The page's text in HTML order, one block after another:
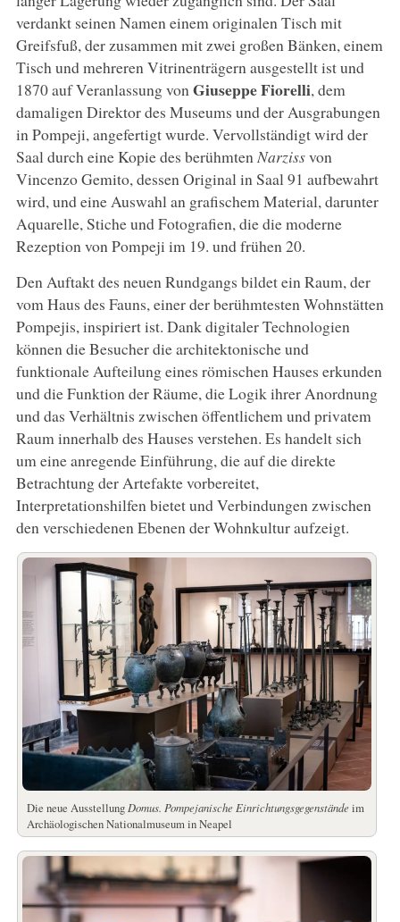
verdankt seinen Namen einem originalen Tisch mit
Greifsfuß, der zusammen mit zwei großen Bänken, einem
Tisch und mehreren Vitrinenträgern ausgestellt ist und
1870 auf Veranlassung vonGiuseppe Fiorelli, dem
damaligen Direktor des Museums und der Ausgrabungen
in Pompeji, angefertigt wurde. Vervollständigt wird der
Saal durch eine Kopie des berühmtenNarzissvon
Vincenzo Gemito, dessen Original in Saal 91 aufbewahrt
wird, und eine Auswahl an grafischem Material, darunter
Aquarelle, Stiche und Fotografien, die die moderne
Rezeption von Pompeji im 19. und frühen 20.
Den Auftakt des neuen Rundgangs bildet ein Raum, der
vom Haus des Fauns, einer der berühmtesten Wohnstätten
Pompejis, inspiriert ist. Dank digitaler Technologien
können die Besucher die architektonische und
funktionale Aufteilung eines römischen Hauses erkunden
und die Funktion der Räume, die Logik ihrer Anordnung
und das Verhältnis zwischen öffentlichem und privatem
Raum innerhalb des Hauses verstehen. Es handelt sich
um eine anregende Einführung, die auf die direkte
Betrachtung der Artefakte vorbereitet,
Interpretationshilfen bietet und Verbindungen zwischen
den verschiedenen Ebenen der Wohnkultur aufzeigt.
Die neue Ausstellung Domus. Pompejanische Einrichtungsgegenstände im
Archäologischen Nationalmuseum in Neapel